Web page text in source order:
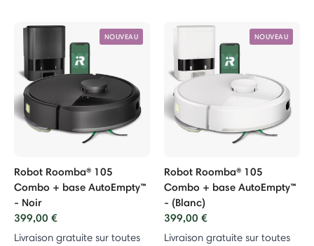
NOUVEAU
Robot Roomba® 105
Combo + base AutoEmpty™
- Noir
399,00 €
Livraison gratuite sur toutes
NOUVEAU
Robot Roomba® 105
Combo + base AutoEmpty™
- (Blanc)
399,00 €
Livraison gratuite sur toutes